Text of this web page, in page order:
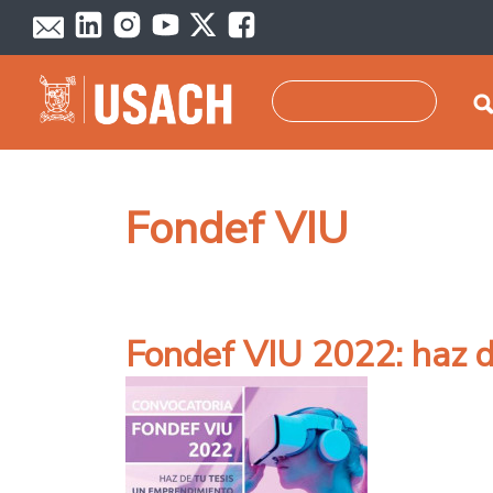
Pasar al contenido principal
Fondef VIU
Fondef VIU 2022: haz